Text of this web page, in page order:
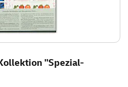
"Spezial-